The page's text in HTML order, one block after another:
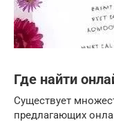
Где найти
Существует
предлагающих